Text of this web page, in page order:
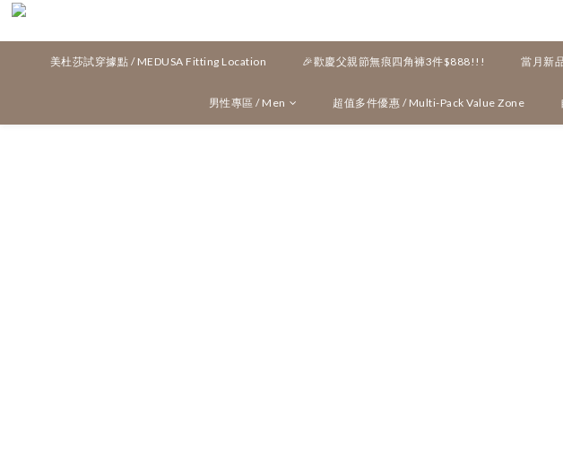
美杜莎試穿據點 / MEDUSA Fitting Location 🎉歡慶父親節無痕四角褲3件$888!!! 當月新
男性專區 / Men 超值多件優惠 / Multi-Pack Value Zone